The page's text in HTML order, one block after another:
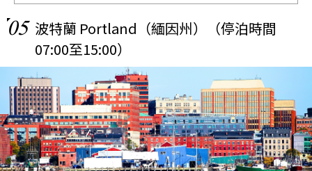
05 波特蘭 Portland（緬因州）（停泊時間
07:00至15:00）